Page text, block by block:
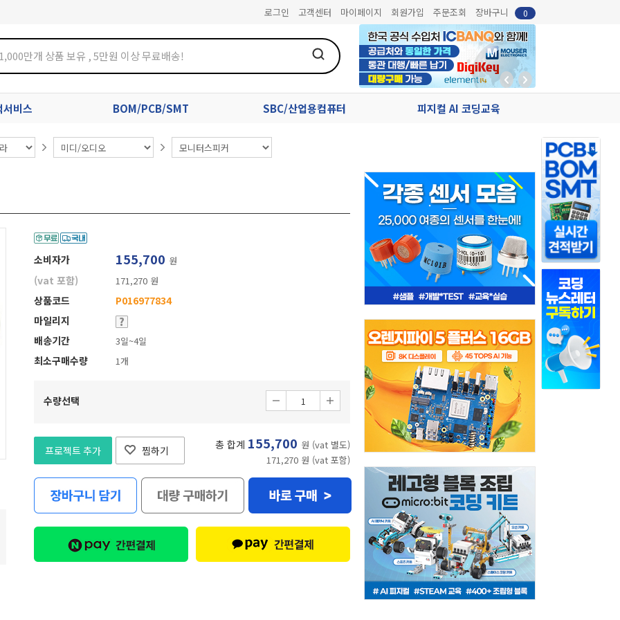
로그인 고객센터 마이페이지 회원가입 주문조회 장바구니 0
비스 BOM/PCB/SMT SBC/산업용컴퓨터 피지컬 AI 코딩교육
소비자가 155,700 원
(vat 포함) 171,270 원
상품코드
P016977834
마일리지
배송기간
3일~4일
최소구매수량 1개
수량선택
프로젝트 추가 찜하기 총 합계 155,700 원 (vat 별도)
171,270 원 (vat 포함)